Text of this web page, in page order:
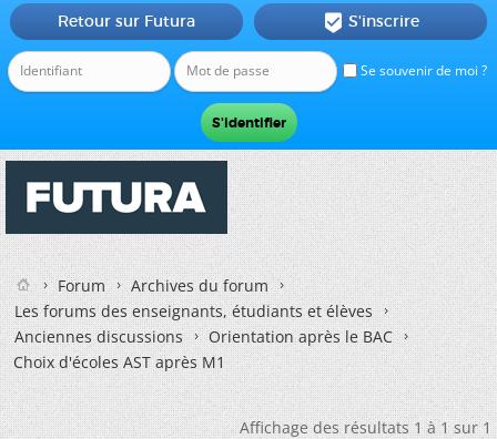
Se souvenir de moi ?
Retour sur Futura  S'inscrire
Forum
Archives du forum
Les forums des enseignants, étudiants et élèves
Anciennes discussions
Orientation après le BAC
Choix d'écoles AST après M1
Affichage des résultats 1 à 1 sur 1